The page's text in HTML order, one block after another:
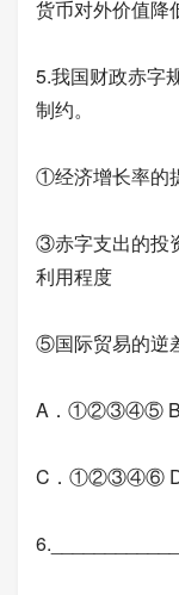
货币对外价值降
5.我国财政赤字
制约。
①经济增长率的
③赤字支出的投
利用程度
⑤国际贸易的逆
A．①②③④⑤
C．①②③④⑥